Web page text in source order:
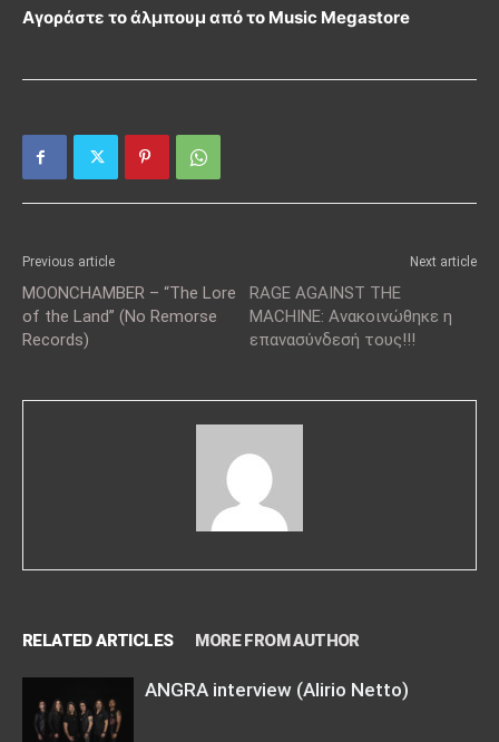
Αγοράστε το άλμπουμ από το Music Megastore
Previous article
MOONCHAMBER – “The Lore
of the Land” (No Remorse
Records)
Next article
RAGE AGAINST THE
MACHINE: Ανακοινώθηκε η
επανασύνδεσή τους!!!
RELATED ARTICLES MORE FROM AUTHOR
ANGRA interview (Alirio Netto)